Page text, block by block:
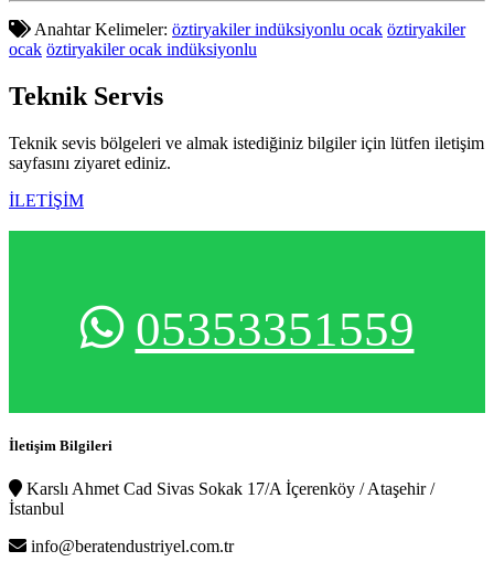
Anahtar Kelimeler: öztiryakiler indüksiyonlu ocak öztiryakiler
ocak öztiryakiler ocak indüksiyonlu
Teknik Servis
Teknik sevis bölgeleri ve almak istediğiniz bilgiler için lütfen iletişim
sayfasını ziyaret ediniz.
İLETİŞİM
05353351559
İletişim Bilgileri
Karslı Ahmet Cad Sivas Sokak 17/A İçerenköy / Ataşehir /
İstanbul
info@beratendustriyel.com.tr